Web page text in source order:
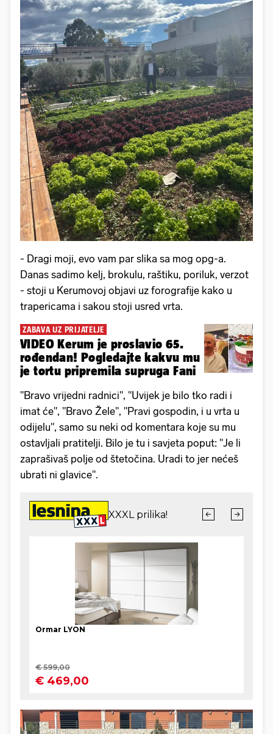
- Dragi moji, evo vam par slika sa mog opg-a.
Danas sadimo kelj, brokulu, raštiku, poriluk, verzot
- stoji u Kerumovoj objavi uz forografije kako u
trapericama i sakou stoji usred vrta.
ZABAVA UZ PRIJATELJE
VIDEO Kerum je proslavio 65.
rođendan! Pogledajte kakvu mu
je tortu pripremila supruga Fani
"Bravo vrijedni radnici", "Uvijek je bilo tko radi i
imat će", "Bravo Žele", "Pravi gospodin, i u vrta u
odijelu", samo su neki od komentara koje su mu
ostavljali pratitelji. Bilo je tu i savjeta poput: "Je li
zaprašivaš polje od štetočina. Uradi to jer nećeš
ubrati ni glavice".